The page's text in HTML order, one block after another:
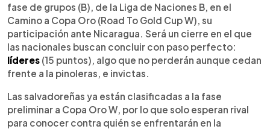
fase de grupos (B), de la Liga de Naciones B, en el
Camino a Copa Oro (Road To Gold Cup W), su
participación ante Nicaragua. Será un cierre en el que
las nacionales buscan concluir con paso perfecto:
líderes (15 puntos), algo que no perderán aunque cedan
frente a la pinoleras, e invictas.
Las salvadoreñas ya están clasificadas a la fase
preliminar a Copa Oro W, por lo que solo esperan rival
para conocer contra quién se enfrentarán en la